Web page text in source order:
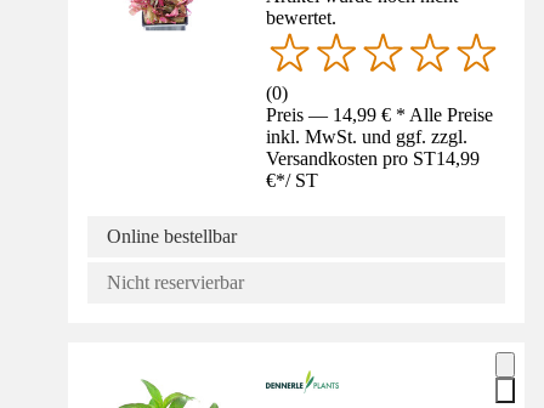
bewertet.
(0)
Preis — 14,99 € * Alle Preise
inkl. MwSt. und ggf. zzgl.
Versandkosten pro ST14,99
€*/ ST
Online bestellbar
Nicht reservierbar